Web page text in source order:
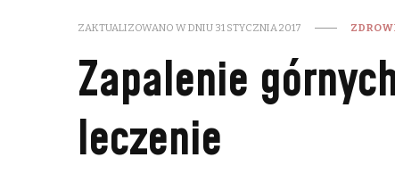
ZAKTUALIZOWANO W DNIU 31 STYCZNIA 2017
Zapalenie
leczenie